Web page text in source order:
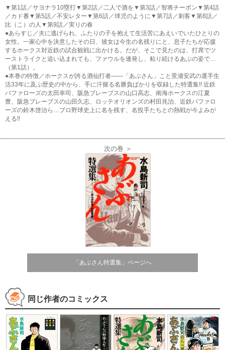
▼第1話／サヨナラ10塁打▼第2話／二人で酒を▼第3話／智将チーポン▼第4話
／カド番▼第5話／不安レター▼第6話／球児のように▼第7話／刺客▼第8話／
比（こ）の人▼第9話／実りの春
●あらすじ／夫に逃げられ、ふたりの子を抱えて生活苦にあえいでいたひとりの
女性。一家心中を決意したその日、彼女は今生の名残りにと、息子たちが応援
するホークス対近鉄の試合観戦に出かける。だが、そこで見たのは、打席でツ
ーストライクと追い込まれても、ファウルを連発し、粘り続けるあぶの姿で…
（第1話）。
●本巻の特徴／ホークスが誇る酒仙打者――「あぶさん」こと景浦安武の選手生
活33年に及ぶ歴史の中から、手に汗握る名勝負ばかりを収録した特選集!! 近鉄
バファローズの太田幸司、阪急ブレーブスの山口高志、南海ホークスの江夏
豊、阪急ブレーブスの山田久志、ロッテオリオンズの村田兆治、近鉄バファロ
ーズの鈴木啓治ら…プロ野球史上に名を残す、名投手たちとの熱戦が今よみが
える!!
次の巻 ＞
「あぶさん特選集」ページへ
同じ作者のコミックス